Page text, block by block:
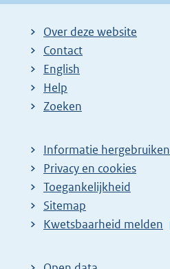
Over deze website
Contact
English
Help
Zoeken
Informatie hergebruiken
Privacy en cookies
Toegankelijkheid
Sitemap
E
t
Kwetsbaarheid melden